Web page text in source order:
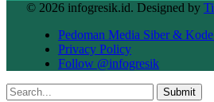
© 2026 infogresik.id. Designed by
Pedoman Media Siber &
Privacy Policy
Follow @infogresik
Submit